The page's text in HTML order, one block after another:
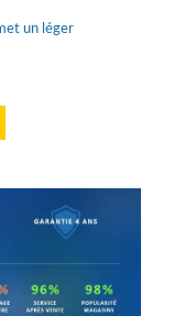
un léger